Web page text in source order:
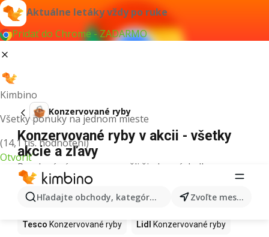
Aktuálne letáky vždy po ruke
Pridať do Chrome - ZADARMO
Kimbino
Všetky ponuky na jednom mieste
(14,1 tis. hodnotení)
Otvoriť
Hľadajte obchody, kategórie, produkty... Zvoľte mesto
Konzervované ryby
Konzervované ryby v akcii - všetky
akcie a zľavy
Pre daný výraz sme nenašli žiadne výsledky.
Konzervované ryby v akcii - Kde
kúpiť?
Tesco Konzervované ryby Lidl Konzervované ryby